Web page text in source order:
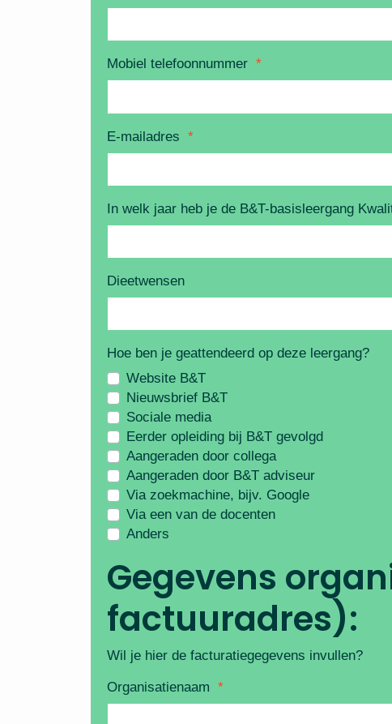
Mobiel telefoonnummer *
E-mailadres *
In welk jaar heb je de B&T-basisleergang
Dieetwensen
Hoe ben je geattendeerd op deze leergang?
Website B&T
Nieuwsbrief B&T
Sociale media
Eerder opleiding bij B&T gevolgd
Aangeraden door collega
Aangeraden door B&T adviseur
Via zoekmachine, bijv. Google
Via een van de docenten
Anders
Gegevens
factuuradres):
Wil je hier de facturatiegegevens invullen?
Organisatienaam *